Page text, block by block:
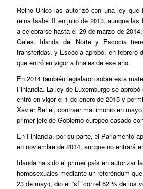
Reino Unido las autorizó con una ley que
reina Isabel II en julio de 2013, aunque las
a celebrarse hasta el 29 de marzo de
Gales. Irlanda del Norte y Escocia
transferidas, y Escocia aprobó, en febrero
que entró en vigor a finales de ese año.
En 2014 también legislaron sobre esta
Finlandia. La ley de Luxemburgo se aprobó
entró en vigor el 1 de enero de 2015 y
Xavier Bettel, contraer matrimonio en
primer jefe de Gobierno europeo casado
En Finlandia, por su parte, el Parlamento
en noviembre de 2014, aunque no entrará
Irlanda ha sido el primer país en autorizar
homosexuales mediante un referéndum
23 de mayo, dio el “sí” con el 62 % de los